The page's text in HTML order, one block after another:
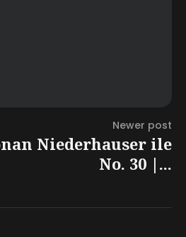
Newer post
Niederhauser ile
No. 30 |...